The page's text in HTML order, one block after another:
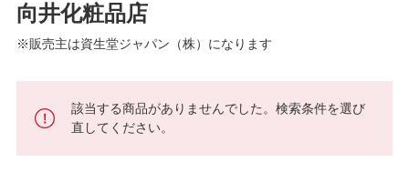
向井化粧品店
※販売主は資生堂ジャパン（株）になります
該当する商品がありませんでした。検索条件を選び
直してください。